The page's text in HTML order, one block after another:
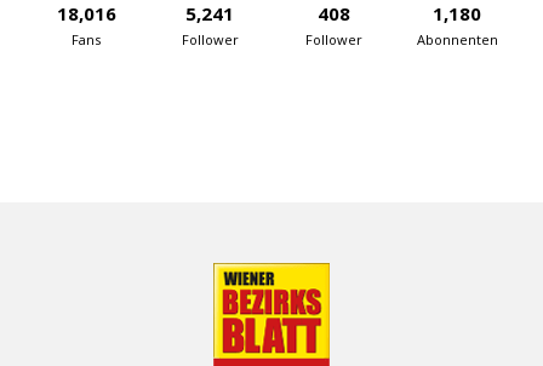
18,016
Fans
5,241
Follower
408
Follower
1,180
Abonnenten